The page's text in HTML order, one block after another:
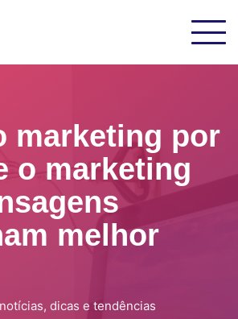
marketing por
o marketing
melhor
dicas e tendências